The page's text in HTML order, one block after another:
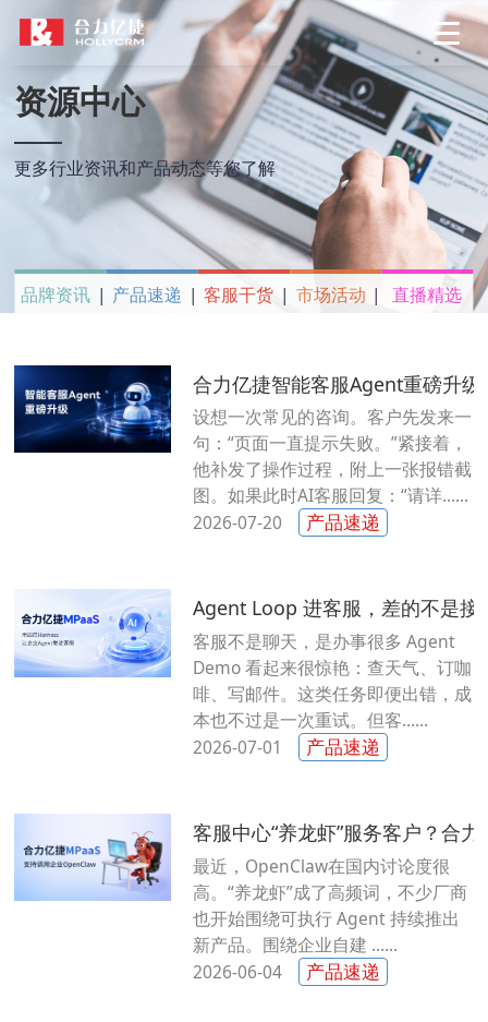
资源中心
更多行业资讯和产品动态等您了解
品牌资讯 产品速递 客服干货 市场活动 直播精选
合力亿捷智能客服Agent重磅升级
设想一次常见的咨询。客户先发来一
句：“页面一直提示失败。”紧接着，
他补发了操作过程，附上一张报错截
图。如果此时AI客服回复：“请详......
2026-07-20
产品速递
Agent Loop 进客服，差的不是接
客服不是聊天，是办事很多 Agent
Demo 看起来很惊艳：查天气、订咖
啡、写邮件。这类任务即便出错，成
本也不过是一次重试。但客......
2026-07-01
产品速递
客服中心“养龙虾”服务客户？合
最近，OpenClaw在国内讨论度很
高。“养龙虾”成了高频词，不少厂商
也开始围绕可执行 Agent 持续推出
新产品。围绕企业自建 ......
2026-06-04
产品速递